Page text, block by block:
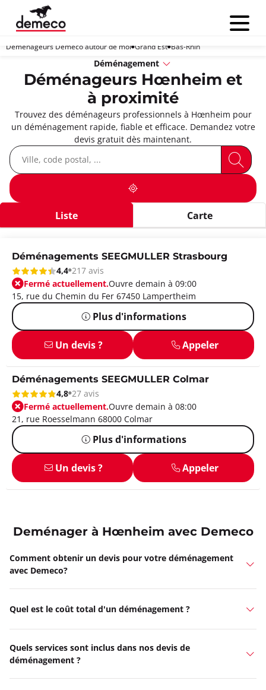
Menu
Déménageurs Demeco autour de moi Grand Est Bas-Rhin
Déménagement
Déménageurs Hœnheim et
à proximité
Trouvez des déménageurs professionnels à Hœnheim pour
un déménagement rapide, fiable et efficace. Demandez votre
devis gratuit dès maintenant.
Liste Carte
Déménagements SEEGMULLER Strasbourg
4,4 217 avis
Fermé actuellement.Ouvre demain à 09:00
15, rue du Chemin du Fer 67450 Lampertheim
Plus d'informations
Un devis ? Appeler
Déménagements SEEGMULLER Colmar
4,8 27 avis
Fermé actuellement.Ouvre demain à 08:00
21, rue Roesselmann 68000 Colmar
Plus d'informations
Un devis ? Appeler
Deménager à Hœnheim avec Demeco
Comment obtenir un devis pour votre déménagement
avec Demeco?
Quel est le coût total d'un déménagement ?
Quels services sont inclus dans nos devis de
déménagement ?